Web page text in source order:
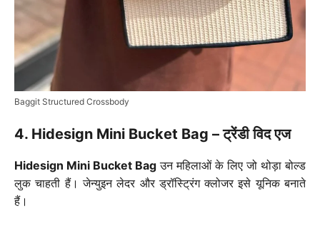
Baggit Structured Crossbody
4. Hidesign Mini Bucket Bag – ट्रेंडी विद एज
Hidesign Mini Bucket Bag उन महिलाओं के लिए जो थोड़ा बोल्ड
लुक चाहती हैं। जेन्युइन लेदर और ड्रॉस्ट्रिंग क्लोजर इसे यूनिक बनाते
हैं।